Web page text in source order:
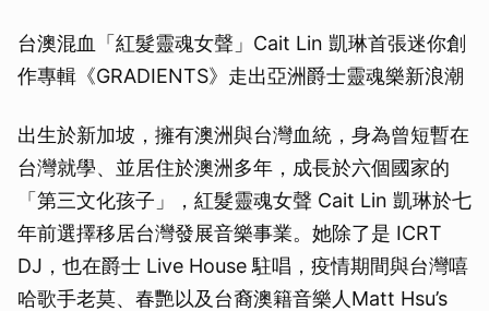
台澳混血「紅髮靈魂女聲」Cait Lin 凱琳首張迷你創
作專輯《GRADIENTS》走出亞洲爵士靈魂樂新浪潮
出生於新加坡，擁有澳洲與台灣血統，身為曾短暫在
台灣就學、並居住於澳洲多年，成長於六個國家的
「第三文化孩子」，紅髮靈魂女聲 Cait Lin 凱琳於七
年前選擇移居台灣發展音樂事業。她除了是 ICRT
DJ，也在爵士 Live House 駐唱，疫情期間與台灣嘻
哈歌手老莫、春艷以及台裔澳籍音樂人Matt Hsu’s